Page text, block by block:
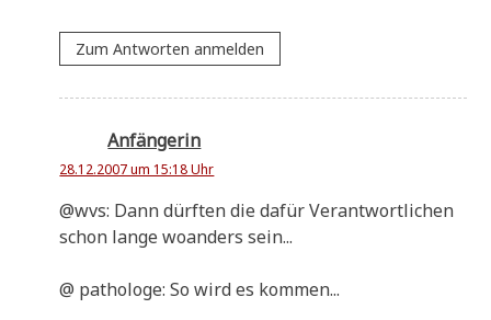
Zum Antworten anmelden
Anfängerin
28.12.2007 um 15:18 Uhr
@wvs: Dann dürf­ten die dafür Ver­ant­wort­li­chen
schon lan­ge woan­ders sein...
@ patho­lo­ge: So wird es kommen...